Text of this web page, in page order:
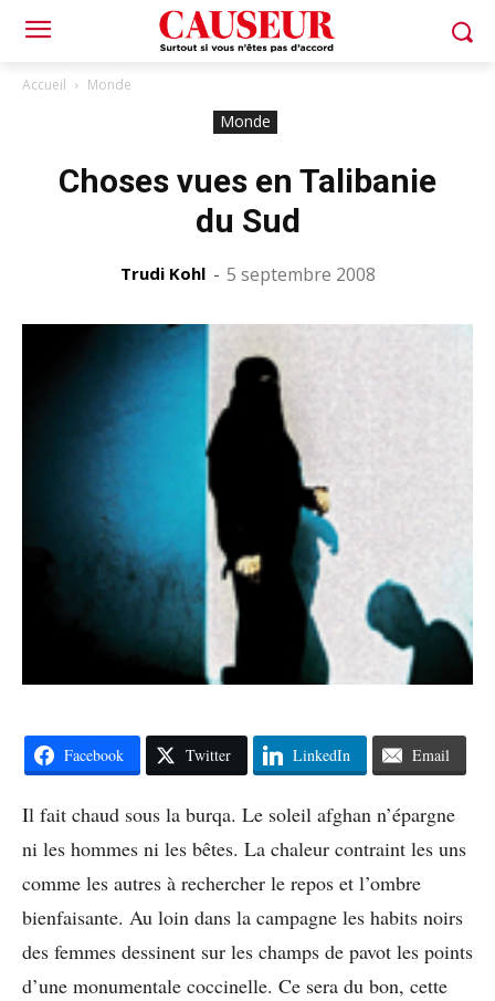
Accueil Monde
Monde
Choses vues en Talibanie
du Sud
Trudi Kohl - 5 septembre 2008
Facebook Twitter LinkedIn Email
Il fait chaud sous la burqa. Le soleil afghan n’épargne
ni les hommes ni les bêtes. La chaleur contraint les uns
comme les autres à rechercher le repos et l’ombre
bienfaisante. Au loin dans la campagne les habits noirs
des femmes dessinent sur les champs de pavot les points
d’une monumentale coccinelle. Ce sera du bon, cette